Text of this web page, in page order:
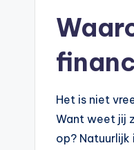
Het is niet
Want weet jij
op? Natuurlijk